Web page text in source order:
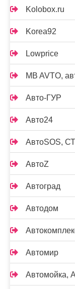
Kolobox.ru
Korea92
Lowprice
MB AVTO,
Авто-ГУР
Авто24
АвтоSOS,
АвтоZ
Автоград
Автодом
Автомир
Автомойка,